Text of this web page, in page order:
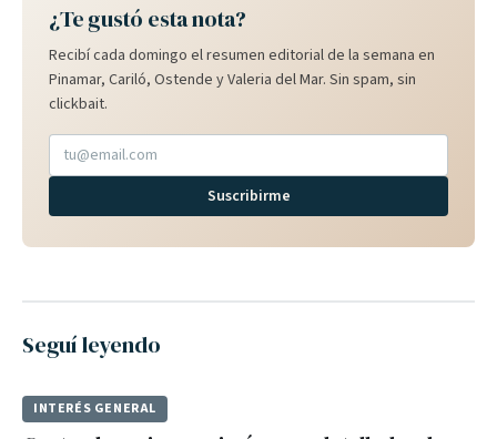
¿Te gustó esta nota?
Recibí cada domingo el resumen editorial de la semana en
Pinamar, Cariló, Ostende y Valeria del Mar. Sin spam, sin
clickbait.
Suscribirme
Seguí leyendo
INTERÉS GENERAL